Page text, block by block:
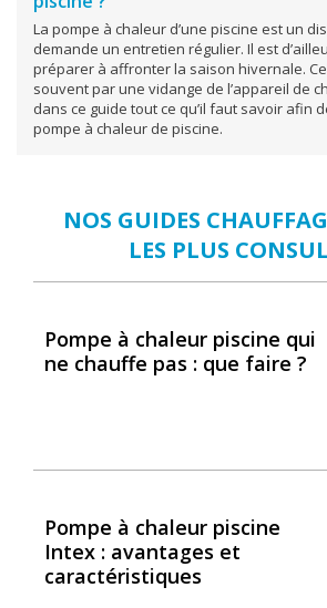
La pompe à chaleur d’une piscine est un
demande un entretien régulier. Il est
préparer à affronter la saison hivernale.
souvent par une vidange de l’appareil de
dans ce guide tout ce qu’il faut savoir afin
pompe à chaleur de piscine.
NOS GUIDES
LES PLUS
Pompe à chaleur piscine qui
ne chauffe pas : que faire ?
Pompe à chaleur piscine
Intex : avantages et
caractéristiques